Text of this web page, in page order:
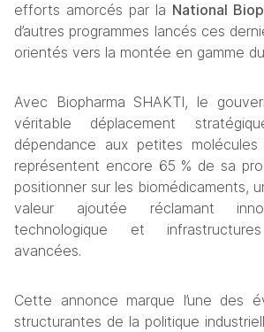
efforts amorcés par la National
d’autres programmes lancés ces
orientés vers la montée en gamme
Avec Biopharma SHAKTI, le
véritable déplacement
dépendance aux petites
représentent encore 65 % de sa
positionner sur les biomédicaments,
valeur ajoutée réclamant
technologique et
avancées.
Cette annonce marque l’une des
structurantes de la politique